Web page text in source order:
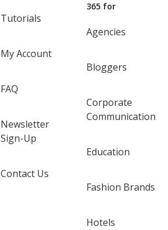
Tutorials
My Account
FAQ
Newsletter
Sign-Up
Contact Us
365 for
Agencies
Bloggers
Corporate
Communication
Education
Fashion Brands
Hotels